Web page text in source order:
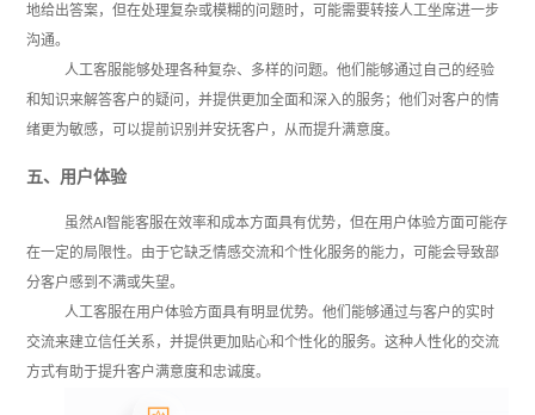
地给出答案，但在处理复杂或模糊的问题时，可能需要转接人工坐席进一步
沟通。
人工客服能够处理各种复杂、多样的问题。他们能够通过自己的经验
和知识来解答客户的疑问，并提供更加全面和深入的服务；他们对客户的情
绪更为敏感，可以提前识别并安抚客户，从而提升满意度。
五、用户体验
虽然AI智能客服在效率和成本方面具有优势，但在用户体验方面可能存
在一定的局限性。由于它缺乏情感交流和个性化服务的能力，可能会导致部
分客户感到不满或失望。
人工客服在用户体验方面具有明显优势。他们能够通过与客户的实时
交流来建立信任关系，并提供更加贴心和个性化的服务。这种人性化的交流
方式有助于提升客户满意度和忠诚度。